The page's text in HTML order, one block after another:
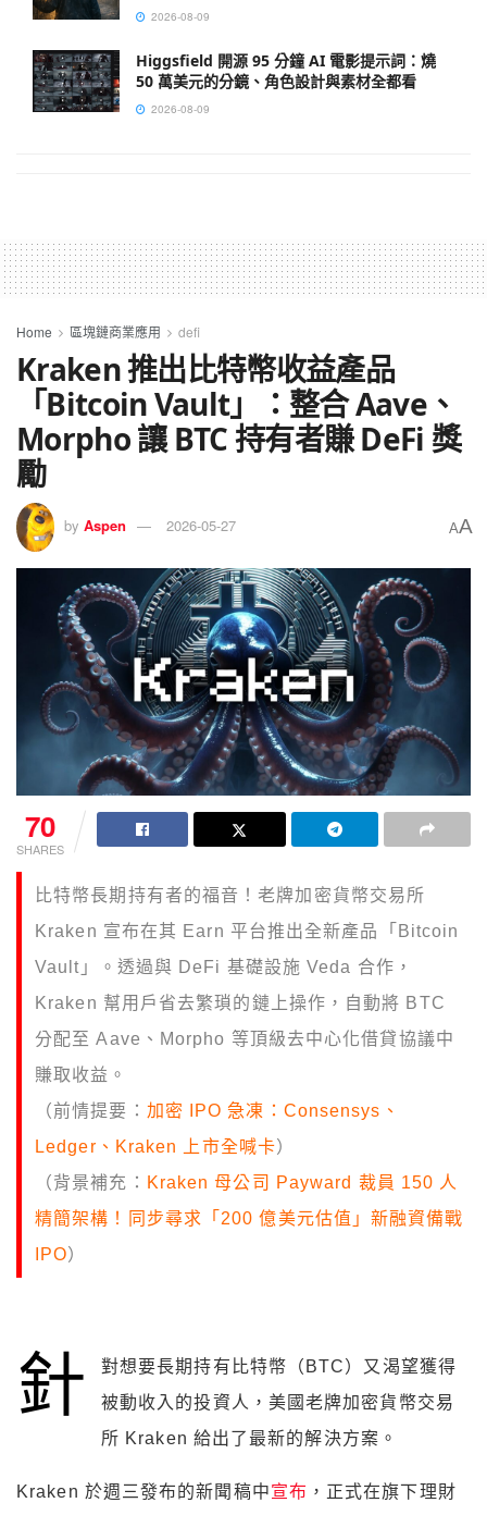
2026-08-09
Higgsfield 開源 95 分鐘 AI 電影提示詞：燒
50 萬美元的分鏡、角色設計與素材全都看
2026-08-09
Home 區塊鏈商業應用 defi
Kraken 推出比特幣收益產品
「Bitcoin Vault」：整合 Aave、
Morpho 讓 BTC 持有者賺 DeFi 獎
勵
by Aspen 2026-05-27 AA
70
SHARES
比特幣長期持有者的福音！老牌加密貨幣交易所
Kraken 宣布在其 Earn 平台推出全新產品「Bitcoin
Vault」。透過與 DeFi 基礎設施 Veda 合作，
Kraken 幫用戶省去繁瑣的鏈上操作，自動將 BTC
分配至 Aave、Morpho 等頂級去中心化借貸協議中
賺取收益。
（前情提要： 加密 IPO 急凍：Consensys、
Ledger、Kraken 上市全喊卡）
（背景補充： Kraken 母公司 Payward 裁員 150 人
精簡架構！同步尋求「200 億美元估值」新融資備戰
IPO）
針
對想要長期持有比特幣（BTC）又渴望獲得
被動收入的投資人，美國老牌加密貨幣交易
所 Kraken 給出了最新的解決方案。
Kraken 於週三發布的新聞稿中宣布 ，正式在旗下理財